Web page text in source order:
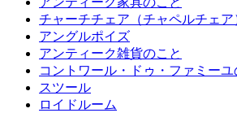
チャーチチェア（チャペルチェア
アングルポイズ
アンティーク雑貨のこと
コントワール・ドゥ・ファミーユ
スツール
ロイドルーム